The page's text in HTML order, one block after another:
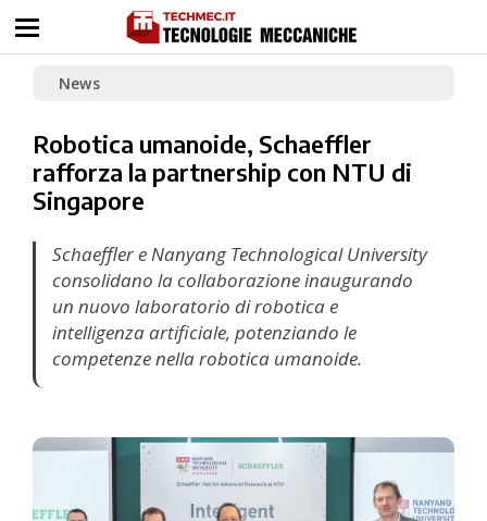
News
Robotica umanoide, Schaeffler
rafforza la partnership con NTU di
Singapore
Schaeffler e Nanyang Technological University
consolidano la collaborazione inaugurando
un nuovo laboratorio di robotica e
intelligenza artificiale, potenziando le
competenze nella robotica umanoide.